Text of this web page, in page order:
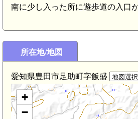
南に少し入った所に遊歩道の入口が
所在地/地図
愛知県豊田市足助町字飯盛
三河 葉座場城
+
−